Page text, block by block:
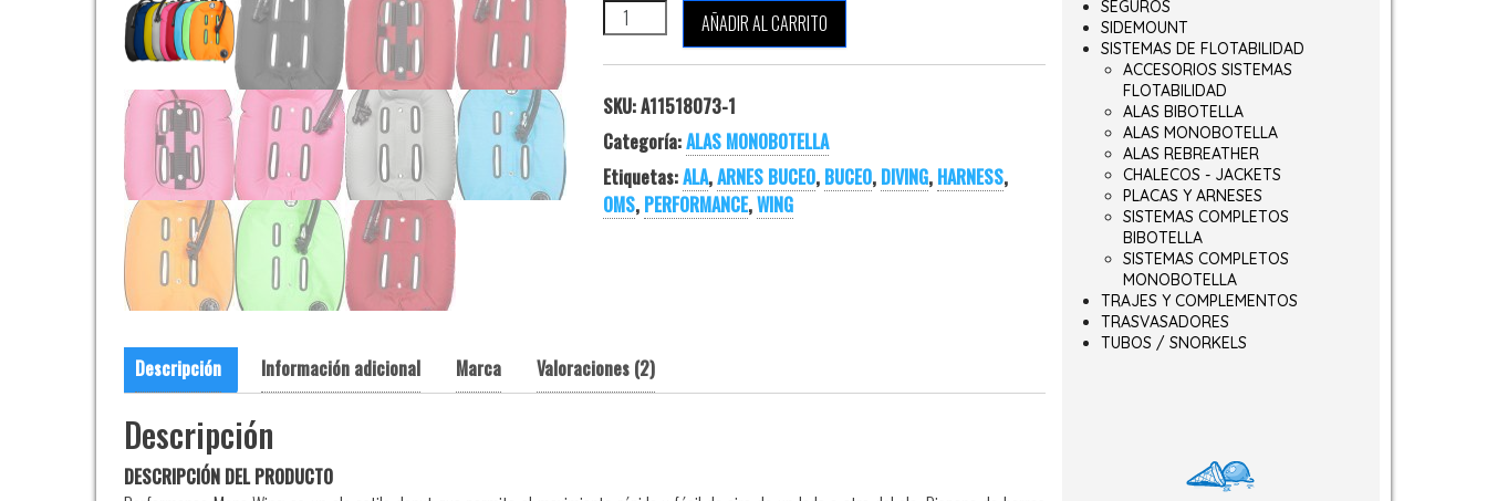
OMS PERFORMANCE MONO WING 32 LB cantidad
AÑADIR AL CARRITO
SKU:A11518073-1
Categoría:ALAS MONOBOTELLA
Etiquetas:ALA,ARNES BUCEO, BUCEO, DIVING, HARNESS,
OMS, PERFORMANCE,WING
Descripción Información adicional Marca Valoraciones (2)
Descripción
DESCRIPCIÓN DEL PRODUCTO
SEGUROS
SIDEMOUNT
SISTEMAS DE FLOTABILIDAD
ACCESORIOS SISTEMAS
FLOTABILIDAD
ALAS BIBOTELLA
ALAS MONOBOTELLA
ALAS REBREATHER
CHALECOS - JACKETS
PLACAS Y ARNESES
SISTEMAS COMPLETOS
BIBOTELLA
SISTEMAS COMPLETOS
MONOBOTELLA
TRAJES Y COMPLEMENTOS
TRASVASADORES
TUBOS / SNORKELS